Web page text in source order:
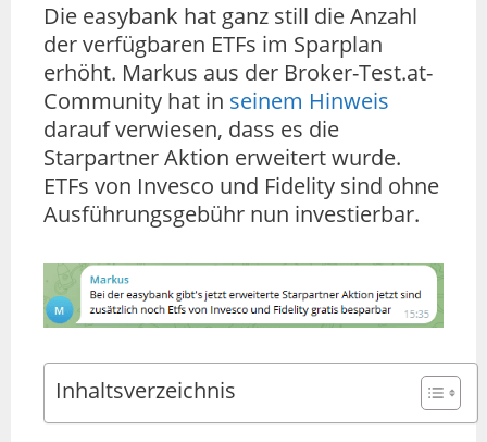
Die easybank hat ganz still die Anzahl
der verfügbaren ETFs im Sparplan
erhöht. Markus aus der Broker-Test.at-
Community hat in seinem Hinweis
darauf verwiesen, dass es die
Starpartner Aktion erweitert wurde.
ETFs von Invesco und Fidelity sind ohne
Ausführungsgebühr nun investierbar.
Inhaltsverzeichnis